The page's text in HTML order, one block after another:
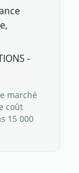
-
marché
coût
15 000